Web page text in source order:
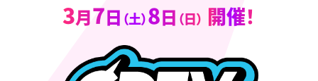
3月7日 （土）8日 （日） 開催！